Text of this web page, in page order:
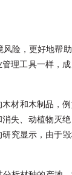
险，更好地帮
理工具一样，
材和木制品，
失、动植物灭
究显示，由于